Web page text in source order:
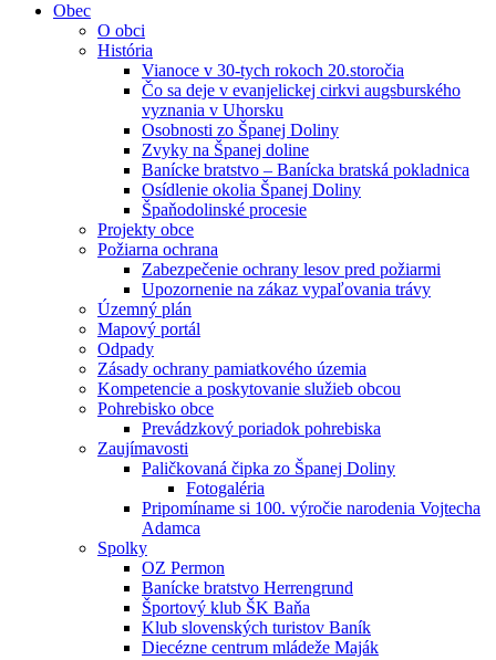
Obec
O obci
História
Vianoce v 30-tych rokoch 20.storočia
Čo sa deje v evanjelickej cirkvi augsburského
vyznania v Uhorsku
Osobnosti zo Španej Doliny
Zvyky na Španej doline
Banícke bratstvo – Banícka bratská pokladnica
Osídlenie okolia Španej Doliny
Špaňodolinské procesie
Projekty obce
Požiarna ochrana
Zabezpečenie ochrany lesov pred požiarmi
Upozornenie na zákaz vypaľovania trávy
Územný plán
Mapový portál
Odpady
Zásady ochrany pamiatkového územia
Kompetencie a poskytovanie služieb obcou
Pohrebisko obce
Prevádzkový poriadok pohrebiska
Zaujímavosti
Paličkovaná čipka zo Španej Doliny
Fotogaléria
Pripomíname si 100. výročie narodenia Vojtecha
Adamca
Spolky
OZ Permon
Banícke bratstvo Herrengrund
Športový klub ŠK Baňa
Klub slovenských turistov Baník
Diecézne centrum mládeže Maják